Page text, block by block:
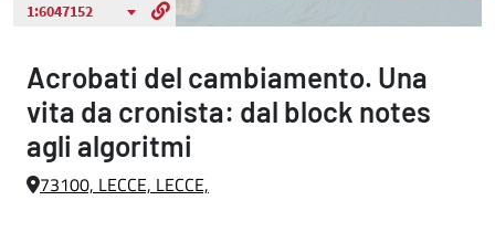
Acrobati del cambiamento. Una
vita da cronista: dal block notes
agli algoritmi
73100, LECCE, LECCE,